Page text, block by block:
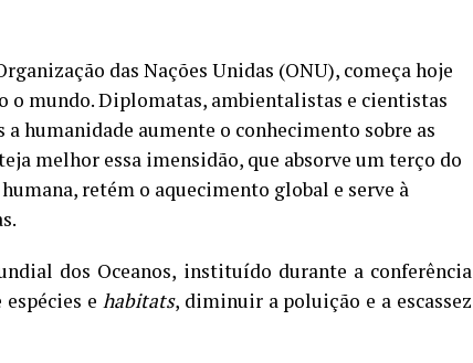
das Nações Unidas (ONU), começahoje
o mundo. Diplomatas, ambientalistas e cientistas
humanidade aumente o conhecimento sobre as
melhor essa imensidão, que absorve umterço do
retém o aquecimento global e serve à
dos Oceanos, instituído durante a conferência
e habitats, diminuir a poluição e a escassez